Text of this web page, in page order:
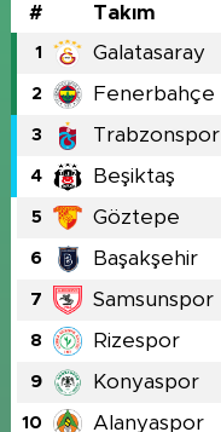
# Takım
1 Galatasaray
2 Fenerbahçe
3 Trabzonspor
4 Beşiktaş
5 Göztepe
6 Başakşehir
7 Samsunspor
8 Rizespor
9 Konyaspor
10 Alanyaspor